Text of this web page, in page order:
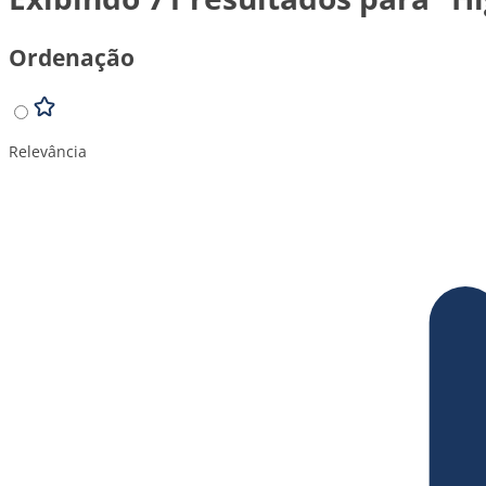
Ordenação
Relevância